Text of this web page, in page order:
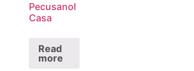
Pecusanol
Casa
Read
more